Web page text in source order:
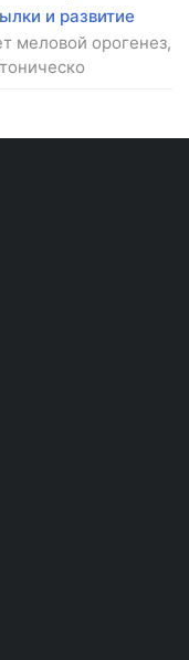
и развитие
меловой орогенез,